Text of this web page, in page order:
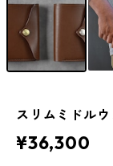
スリムミドル
¥36,300